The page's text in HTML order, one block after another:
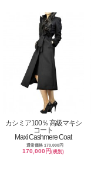
カシミア100％ 高級マキシ
コート
Maxi Cashmere Coat
通常価格 170,000円
170,000円(税別)